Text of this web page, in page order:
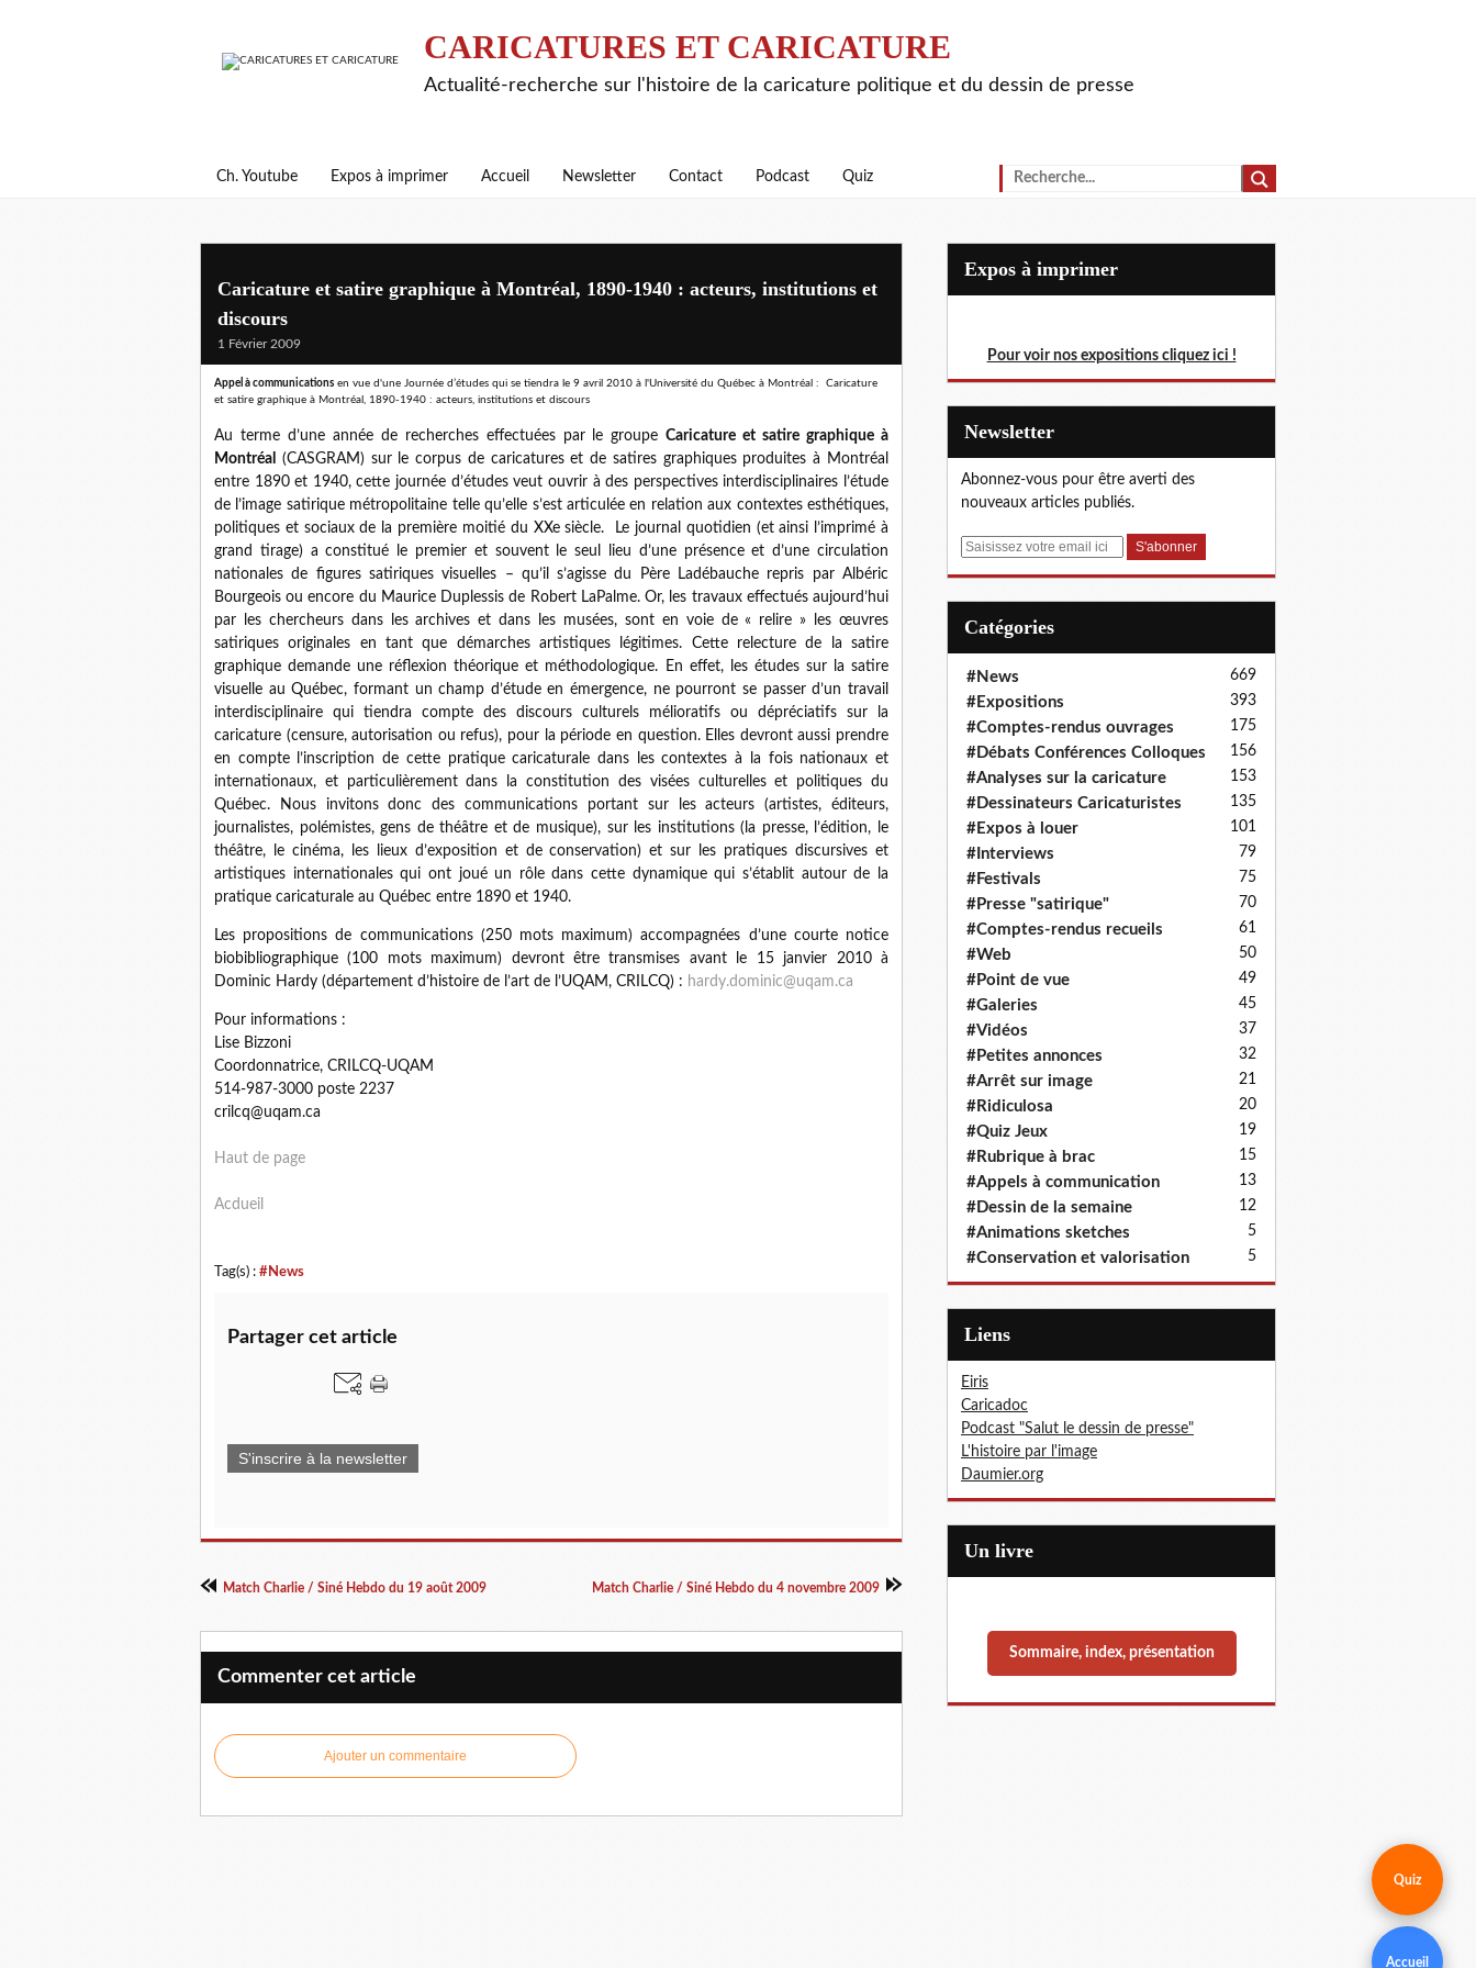
CARICATURES ET CARICATURE
Actualité-recherche sur l'histoire de la caricature politique et du dessin de presse
Ch. Youtube Expos à imprimer Accueil Newsletter Contact Podcast Quiz
Caricature et satire graphique à Montréal, 1890-1940 : acteurs, institutions et
discours
1 Février 2009
Appel à communications en vue d'une Journée d’études qui se tiendra le 9 avril 2010 à l'Université du Québec à Montréal : Caricature
et satire graphique à Montréal, 1890-1940 : acteurs, institutions et discours
Au terme d’une année de recherches effectuées par le groupeCaricature et satire graphique à
Montréal
(CASGRAM) sur le corpus de caricatures et de satires graphiques produites à Montréal
entre 1890 et 1940, cette journée d’études veut ouvrir à des perspectives interdisciplinaires l’étude
de l’image satirique métropolitaine telle qu’elle s’est articulée en relation aux contextes esthétiques,
politiques et sociaux de la première moitié du XXe siècle.
Le journal quotidien (et ainsi l’imprimé à
grand tirage) a constitué le premier et souvent le seul lieu d’une présence et d’une circulation
nationales de figures satiriques visuelles – qu’il s’agisse du Père
Ladébauche repris par Albéric
Bourgeois ou encore du Maurice Duplessis de Robert LaPalme. Or, les travaux effectués aujourd’hui
par les chercheurs dans les archives et dans les musées, sont en voie de « relire » les œuvres
satiriques originales en tant que démarches artistiques légitimes. Cette relecture de la satire
graphique demande une réflexion théorique et méthodologique. En effet, les études sur la satire
visuelle au Québec, formant un champ d’étude en émergence, ne pourront se passer d’un travail
interdisciplinaire qui tiendra compte des discours culturels mélioratifs ou dépréciatifs sur la
caricature (censure, autorisation ou refus), pour la période en question. Elles devront aussi prendre
en compte l’inscription de cette pratique caricaturale dans les contextes à la fois nationaux et
internationaux, et particulièrement dans la constitution des visées culturelles et politiques du
Québec. Nous invitons donc des communications portant sur les acteurs (artistes, éditeurs,
journalistes, polémistes, gens de théâtre et de musique), sur les institutions (la presse, l’édition, le
théâtre, le cinéma, les lieux d’exposition et de conservation) et sur les pratiques discursives et
artistiques internationales qui ont joué un rôle dans cette dynamique qui s’établit autour de la
pratique caricaturale au Québec entre 1890 et 1940.
Les propositions de communications (250 mots maximum) accompagnées d’une courte notice
biobibliographique (100 mots maximum) devront être transmises avant le 15 janvier 2010 à
Dominic Hardy (département d’histoire de l’art de l’UQAM, CRILCQ) : hardy.dominic@uqam.ca
Pour informations :
Lise Bizzoni
Coordonnatrice, CRILCQ-UQAM
514-987-3000 poste 2237
crilcq@uqam.ca
Haut de page
Acdueil
Tag(s) : #News
Partager cet article
S'inscrire à la newsletter
Match Charlie / Siné Hebdo du 19 août 2009 Match Charlie / Siné Hebdo du 4 novembre 2009
Commenter cet article
Ajouter un commentaire
Expos à imprimer
Pour voir nos expositions cliquez ici !
Newsletter
Abonnez-vous pour être averti des
nouveaux articles publiés.
E
Catégories
#News 669
#Expositions 393
#Comptes-rendus ouvrages 175
#Débats Conférences Colloques 156
#Analyses sur la caricature 153
#Dessinateurs Caricaturistes 135
#Expos à louer 101
#Interviews 79
#Festivals 75
#Presse "satirique" 70
#Comptes-rendus recueils 61
#Web 50
#Point de vue 49
#Galeries 45
#Vidéos 37
#Petites annonces 32
#Arrêt sur image 21
#Ridiculosa 20
#Quiz Jeux 19
#Rubrique à brac 15
#Appels à communication 13
#Dessin de la semaine 12
#Animations sketches 5
#Conservation et valorisation 5
Liens
Eiris
Caricadoc
Podcast "Salut le dessin de presse"
L'histoire par l'image
Daumier.org
Un livre
Sommaire, index, présentation
Accueil
Quiz